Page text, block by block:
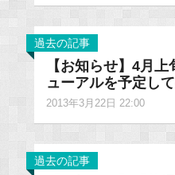
過去の記事
【お知らせ】4月
ューアルを予定し
2013年3月22日 22:00
過去の記事